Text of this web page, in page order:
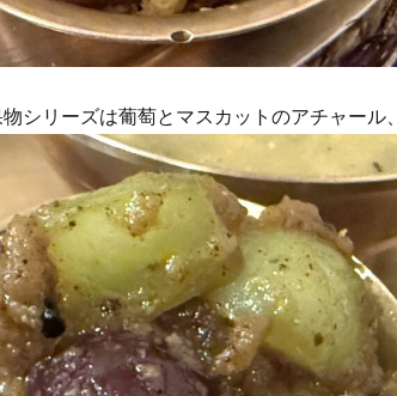
シリーズは葡萄とマスカットのアチャール、